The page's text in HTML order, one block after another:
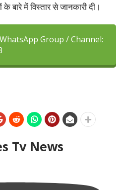
के बारे में विस्तार से जानकारी दी।
Group / Channel:
Tv News